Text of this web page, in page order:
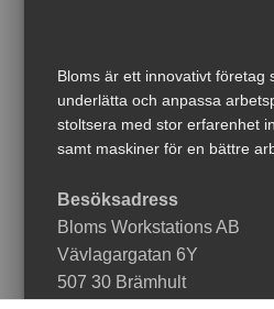
Bloms är ett innovativt företag
underlätta och anpassa
stoltsera med stor erfarenhet
samt maskiner för en bättre
Besöksadress
Bloms Workstations AB
Vävlagargatan 6Y
507 30 Brämhult